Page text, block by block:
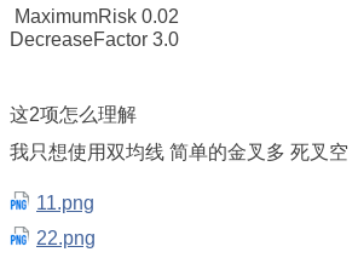
MaximumRisk 0.02
DecreaseFactor 3.0
这2项怎么理解
我只想使用双均线 简单的金叉多 死叉空
11.png
22.png